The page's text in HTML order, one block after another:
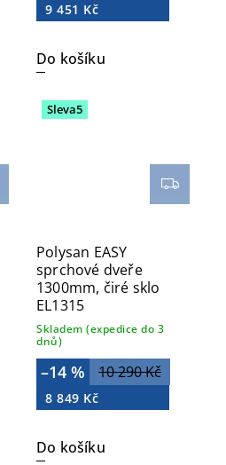
9 451 Kč
Do košíku
Sleva5
Polysan EASY
sprchové dveře
1300mm, čiré sklo
EL1315
Skladem (expedice do 3
dnů)
10 290 Kč
–14 %
8 849 Kč
Do košíku